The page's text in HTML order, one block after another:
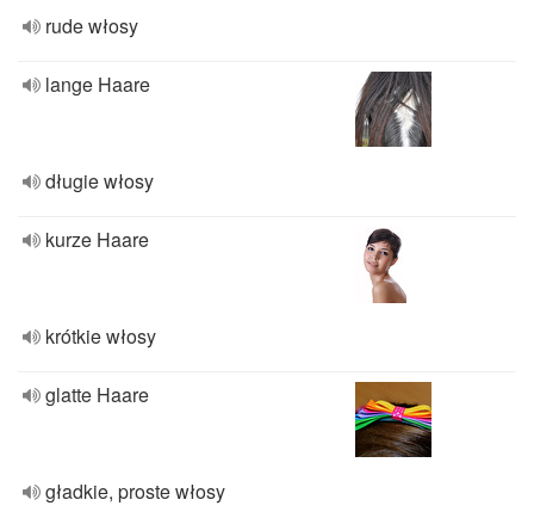
rude włosy
lange Haare
długie włosy
kurze Haare
krótkie włosy
glatte Haare
gładkie, proste włosy